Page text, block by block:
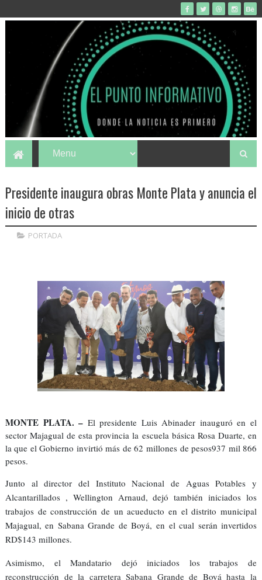
Presidente inaugura obras Monte Plata y anuncia el
inicio de otras
PORTADA
MONTE PLATA. – El presidente Luis Abinader inauguró en el
sector Majagual de esta provincia la escuela básica Rosa Duarte, en
la que el Gobierno invirtió más de 62 millones de pesos937 mil 866
pesos.
Junto al director del Instituto Nacional de Aguas Potables y
Alcantarillados , Wellington Arnaud, dejó también iniciados los
trabajos de construcción de un acueducto en el distrito municipal
Majagual, en Sabana Grande de Boyá, en el cual serán invertidos
RD$143 millones.
Asimismo, el Mandatario dejó iniciados los trabajos de
reconstrucción de la carretera Sabana Grande de Boyá hasta la